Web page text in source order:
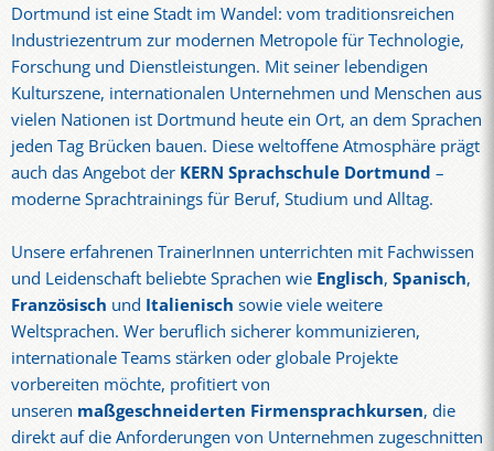
Dortmund ist eine Stadt im Wandel: vom traditionsreichen
Industriezentrum zur modernen Metropole für Technologie,
Forschung und Dienstleistungen. Mit seiner lebendigen
Kulturszene, internationalen Unternehmen und Menschen aus
vielen Nationen ist Dortmund heute ein Ort, an dem Sprachen
jeden Tag Brücken bauen. Diese weltoffene Atmosphäre prägt
auch das Angebot der KERN Sprachschule Dortmund –
moderne Sprachtrainings für Beruf, Studium und Alltag.
Unsere erfahrenen TrainerInnen unterrichten mit Fachwissen
und Leidenschaft beliebte Sprachen wie Englisch, Spanisch,
Französisch und Italienisch sowie viele weitere
Weltsprachen. Wer beruflich sicherer kommunizieren,
internationale Teams stärken oder globale Projekte
vorbereiten möchte, profitiert von
unseren maßgeschneiderten Firmensprachkursen, die
direkt auf die Anforderungen von Unternehmen zugeschnitten